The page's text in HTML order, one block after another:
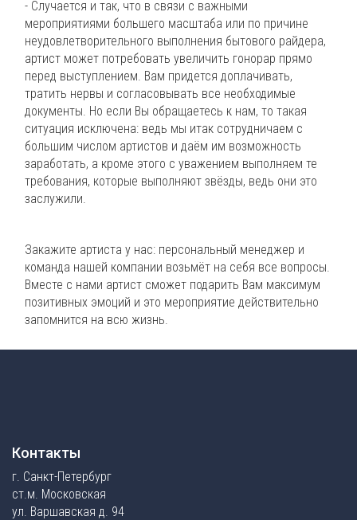
- Случается и так, что в связи с важными
мероприятиями большего масштаба или по причине
неудовлетворительного выполнения бытового райдера,
артист может потребовать увеличить гонорар прямо
перед выступлением. Вам придется доплачивать,
тратить нервы и согласовывать все необходимые
документы. Но если Вы обращаетесь к нам, то такая
ситуация исключена: ведь мы итак сотрудничаем с
большим числом артистов и даём им возможность
заработать, а кроме этого с уважением выполняем те
требования, которые выполняют звёзды, ведь они это
заслужили.
Закажите артиста у нас: персональный менеджер и
команда нашей компании возьмёт на себя все вопросы.
Вместе с нами артист сможет подарить Вам максимум
позитивных эмоций и это мероприятие действительно
запомнится на всю жизнь.
Контакты
г. Санкт-Петербург
ст.м. Московская
ул. Варшавская д. 94